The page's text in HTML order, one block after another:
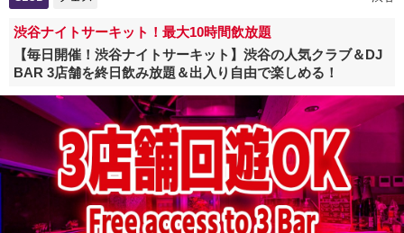
渋谷ナイトサーキット！最大10時間飲放題
【毎日開催！渋谷ナイトサーキット】渋谷の人気クラブ＆DJ
BAR 3店舗を終日飲み放題＆出入り自由で楽しめる！